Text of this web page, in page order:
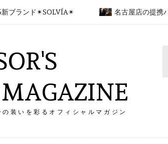
✴︎SOLVÍA✴︎ 名古屋店の提携パートナー
装いを彩るオフィシャルマガジン